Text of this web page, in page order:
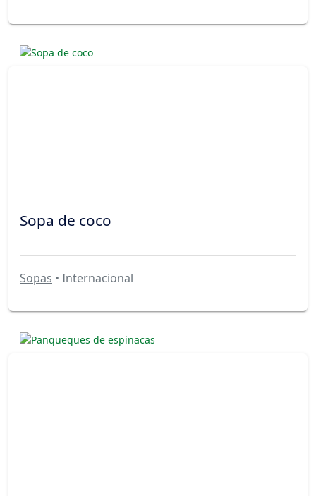
Sopa de coco
Sopas • Internacional